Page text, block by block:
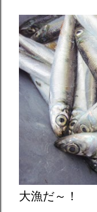
大漁だ～！